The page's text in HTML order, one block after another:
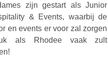
zijn gestart als Junior
& Events, waarbij de
en events er voor zal zorgen
als Rhodee vaak zult